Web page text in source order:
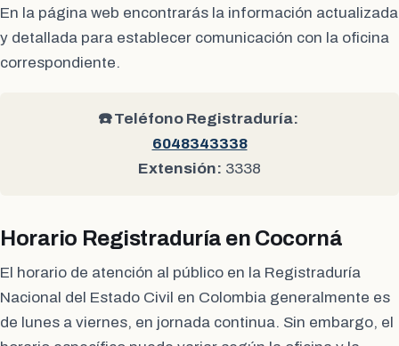
En la página web encontrarás la información actualizada
y detallada para establecer comunicación con la oficina
correspondiente.
☎️ Teléfono Registraduría:
6048343338
Extensión: 3338
Horario Registraduría en Cocorná
El horario de atención al público en la Registraduría
Nacional del Estado Civil en Colombia generalmente es
de lunes a viernes, en jornada continua. Sin embargo, el